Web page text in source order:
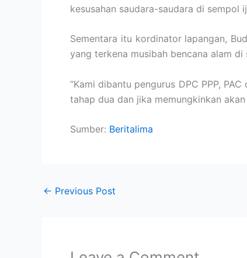
kesusahan saudara-saudara di sempol
Sementara itu kordinator lapangan,
yang terkena musibah bencana alam di
“Kami dibantu pengurus DPC PPP,
tahap dua dan jika memungkinkan
Sumber: Beritalima
← Previous Post